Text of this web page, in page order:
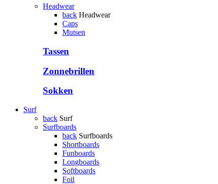
Headwear
back Headwear
Caps
Mutsen
Tassen
Zonnebrillen
Sokken
Surf
back Surf
Surfboards
back Surfboards
Shortboards
Funboards
Longboards
Softboards
Foil